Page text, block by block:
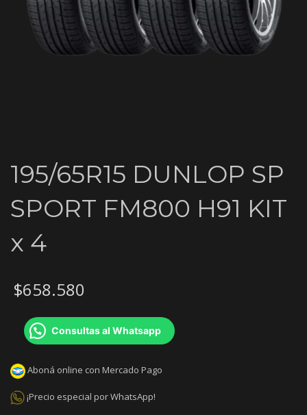
195/65R15 DUNLOP SP
SPORT FM800 H91 KIT
x 4
$658.580
Consultas al Whatsapp
Aboná online con Mercado Pago
¡Precio especial por WhatsApp!